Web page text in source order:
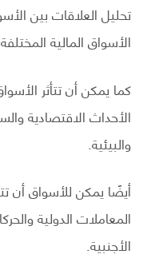
تحليل العلاقات بين
الأسواق المالية
كما يمكن أن تتأثر
الأحداث الاقتصادية
والبيئية.
أيضًا يمكن للأسواق
المعاملات الدولية
الأجنبية.